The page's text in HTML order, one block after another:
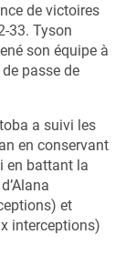
de victoires
33. Tyson
son équipe à
passe de
a suivi les
en conservant
en battant la
et
interceptions)